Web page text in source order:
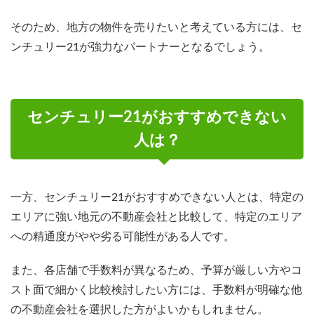
そのため、地方の物件を売りたいと考えている方には、セ
ンチュリー21が強力なパートナーとなるでしょう。
センチュリー21がおすすめできない
人は？
一方、センチュリー21がおすすめできない人とは、特定の
エリアに強い地元の不動産会社と比較して、特定のエリア
への精通度がやや劣る可能性がある人です。
また、各店舗で手数料が異なるため、予算が厳しい方やコ
スト面で細かく比較検討したい方には、手数料が明確な他
の不動産会社を選択した方がよいかもしれません。